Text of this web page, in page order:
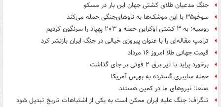
جنگ مدعیان طلای کشتی جهان این بار در مسکو
سوخو۳۵ با این موشک‌ها به ناوهای‌جنگی حمله می‌کند
روسیه: به ۳ کشتی اوکراین حمله و ۲۰۳ پهپاد را سرنگون کردیم
ترامپ مقاله‌ای را با عنوان پیروزی خیالی در جنگ ایران بازنشر کرد
قیمت جهانی طلا امروز ۱۶ مرداد
برخورد پراید با تیر برق ۲ فوتی بر جای گذاشت
حمله سایبری گسترده به بورس آمریکا
صنعا: نیروهای ما در کمین‌ هستند
تلگراف: جنگ علیه ایران ممکن است به یکی از اشتباهات تاریخ تبدیل شود